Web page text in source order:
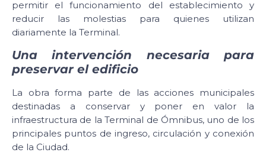
permitir el funcionamiento del establecimiento y
reducir las molestias para quienes utilizan
diariamente la Terminal.
Una intervención necesaria para
preservar el edificio
La obra forma parte de las acciones municipales
destinadas a conservar y poner en valor la
infraestructura de la Terminal de Ómnibus, uno de los
principales puntos de ingreso, circulación y conexión
de la Ciudad.